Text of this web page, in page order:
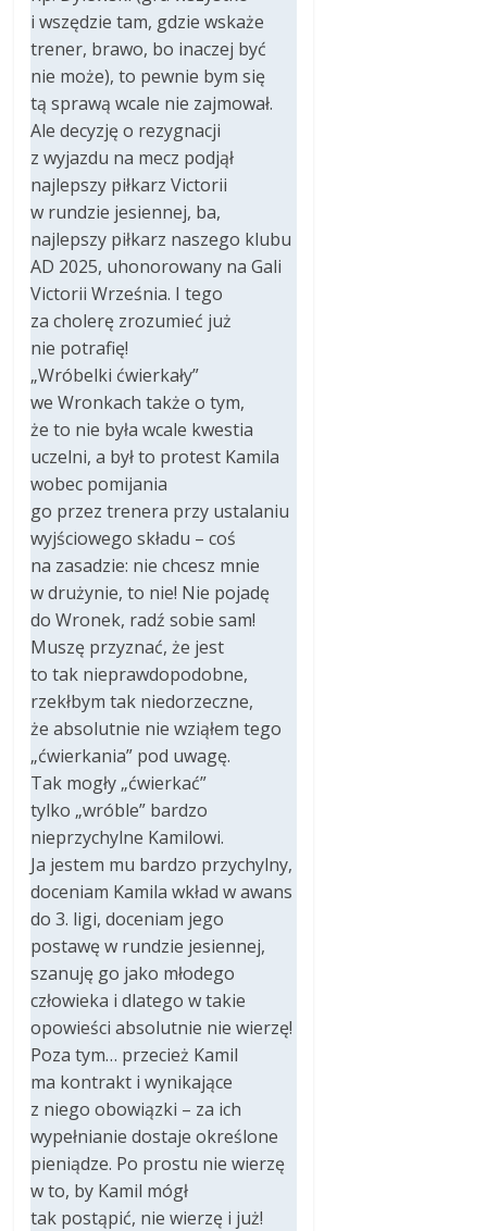
i wszędzie tam, gdzie wskaże
trener, brawo, bo inaczej być
nie może), to pewnie bym się
tą sprawą wcale nie zajmował.
Ale decyzję o rezygnacji
z wyjazdu na mecz podjął
najlepszy piłkarz Victorii
w rundzie jesiennej, ba,
najlepszy piłkarz naszego klubu
AD 2025, uhonorowany na Gali
Victorii Września. I tego
za cholerę zrozumieć już
nie potrafię!
„Wróbelki ćwierkały”
we Wronkach także o tym,
że to nie była wcale kwestia
uczelni, a był to protest Kamila
wobec pomijania
go przez trenera przy ustalaniu
wyjściowego składu – coś
na zasadzie: nie chcesz mnie
w drużynie, to nie! Nie pojadę
do Wronek, radź sobie sam!
Muszę przyznać, że jest
to tak nieprawdopodobne,
rzekłbym tak niedorzeczne,
że absolutnie nie wziąłem tego
„ćwierkania” pod uwagę.
Tak mogły „ćwierkać”
tylko „wróble” bardzo
nieprzychylne Kamilowi.
Ja jestem mu bardzo przychylny,
doceniam Kamila wkład w awans
do 3. ligi, doceniam jego
postawę w rundzie jesiennej,
szanuję go jako młodego
człowieka i dlatego w takie
opowieści absolutnie nie wierzę!
Poza tym… przecież Kamil
ma kontrakt i wynikające
z niego obowiązki – za ich
wypełnianie dostaje określone
pieniądze. Po prostu nie wierzę
w to, by Kamil mógł
tak postąpić, nie wierzę i już!